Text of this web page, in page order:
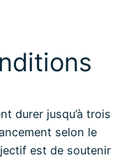
durer jusqu’à trois
selon le
est de soutenir